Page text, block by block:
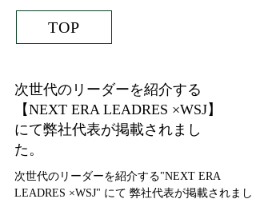
TOP
次世代のリーダーを紹介する
【NEXT ERA LEADRES ×WSJ】
にて弊社代表が掲載されまし
た。
次世代のリーダーを紹介する"NEXT ERA
LEADRES ×WSJ" にて 弊社代表が掲載されまし